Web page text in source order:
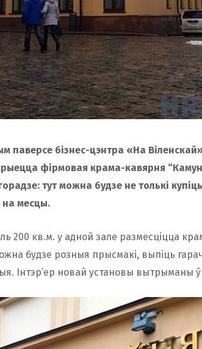
паверсе бізнес-цэнтра «На
фірмовая крама-кавярня
тут можна будзе не толькі
на месцы.
200 кв.м. у адной зале размесціцца
будзе розныя прысмакі, выпіць
Інтэр’ер новай установы вытрыманы ў